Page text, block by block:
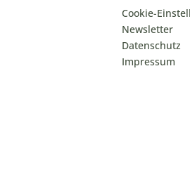
Cookie-
Newsletter
Datenschutz
Impressum